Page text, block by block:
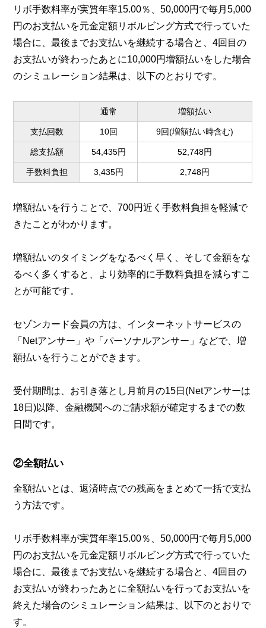
リボ手数料率が実質年率15.00％、50,000円で毎月5,000
円のお支払いを元金定額リボルビング方式で行っていた
場合に、最後までお支払いを継続する場合と、4回目の
お支払いが終わったあとに10,000円増額払いをした場合
のシミュレーション結果は、以下のとおりです。
通常 増額払い
支払回数 10回 9回(増額払い時含む)
総支払額 54,435円 52,748円
手数料負担 3,435円 2,748円
増額払いを行うことで、700円近く手数料負担を軽減で
きたことがわかります。
増額払いのタイミングをなるべく早く、そして金額をな
るべく多くすると、より効率的に手数料負担を減らすこ
とが可能です。
セゾンカード会員の方は、インターネットサービスの
「Netアンサー」や「パーソナルアンサー」などで、増
額払いを行うことができます。
受付期間は、お引き落とし月前月の15日(Netアンサーは
18日)以降、金融機関へのご請求額が確定するまでの数
日間です。
②全額払い
全額払いとは、返済時点での残高をまとめて一括で支払
う方法です。
リボ手数料率が実質年率15.00％、50,000円で毎月5,000
円のお支払いを元金定額リボルビング方式で行っていた
場合に、最後までお支払いを継続する場合と、4回目の
お支払いが終わったあとに全額払いを行ってお支払いを
終えた場合のシミュレーション結果は、以下のとおりで
す。